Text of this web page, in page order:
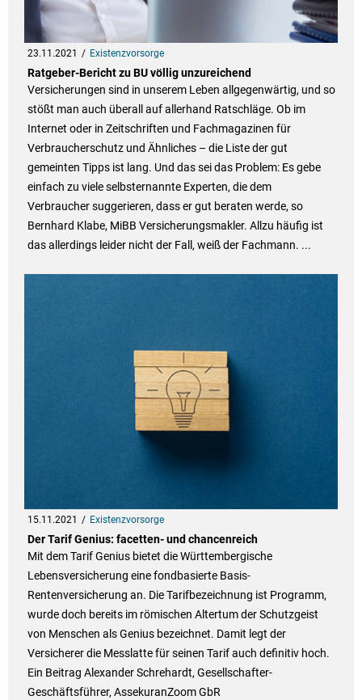
23.11.2021 Existenzvorsorge
Ratgeber-Bericht zu BU völlig unzureichend
Versicherungen sind in unserem Leben allgegenwärtig, und so
stößt man auch überall auf allerhand Ratschläge. Ob im
Internet oder in Zeitschriften und Fachmagazinen für
Verbraucherschutz und Ähnliches – die Liste der gut
gemeinten Tipps ist lang. Und das sei das Problem: Es gebe
einfach zu viele selbsternannte Experten, die dem
Verbraucher suggerieren, dass er gut beraten werde, so
Bernhard Klabe, MiBB Versicherungsmakler. Allzu häufig ist
das allerdings leider nicht der Fall, weiß der Fachmann. ...
15.11.2021 Existenzvorsorge
Der Tarif Genius: facetten- und chancenreich
Mit dem Tarif Genius bietet die Württembergische
Lebensversicherung eine fondbasierte Basis-
Rentenversicherung an. Die Tarifbezeichnung ist Programm,
wurde doch bereits im römischen Altertum der Schutzgeist
von Menschen als Genius bezeichnet. Damit legt der
Versicherer die Messlatte für seinen Tarif auch definitiv hoch.
Ein Beitrag Alexander Schrehardt, Gesellschafter-
Geschäftsführer, AssekuranZoom GbR